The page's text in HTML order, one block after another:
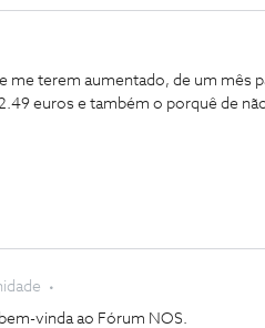
me terem aumentado, de um mês
euros e também o porquê de
vinda ao Fórum NOS.